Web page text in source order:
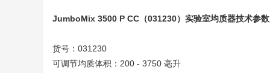
JumboMix 3500 P CC（031230）实验室均质器技术参数
货号：031230
可调节均质体积：200 - 3750 毫升